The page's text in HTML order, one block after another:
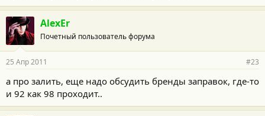
AlexEr
Почетный пользователь форума
25 Апр 2011 #23
а про залить, еще надо обсудить бренды заправок, где-то
и 92 как 98 проходит..